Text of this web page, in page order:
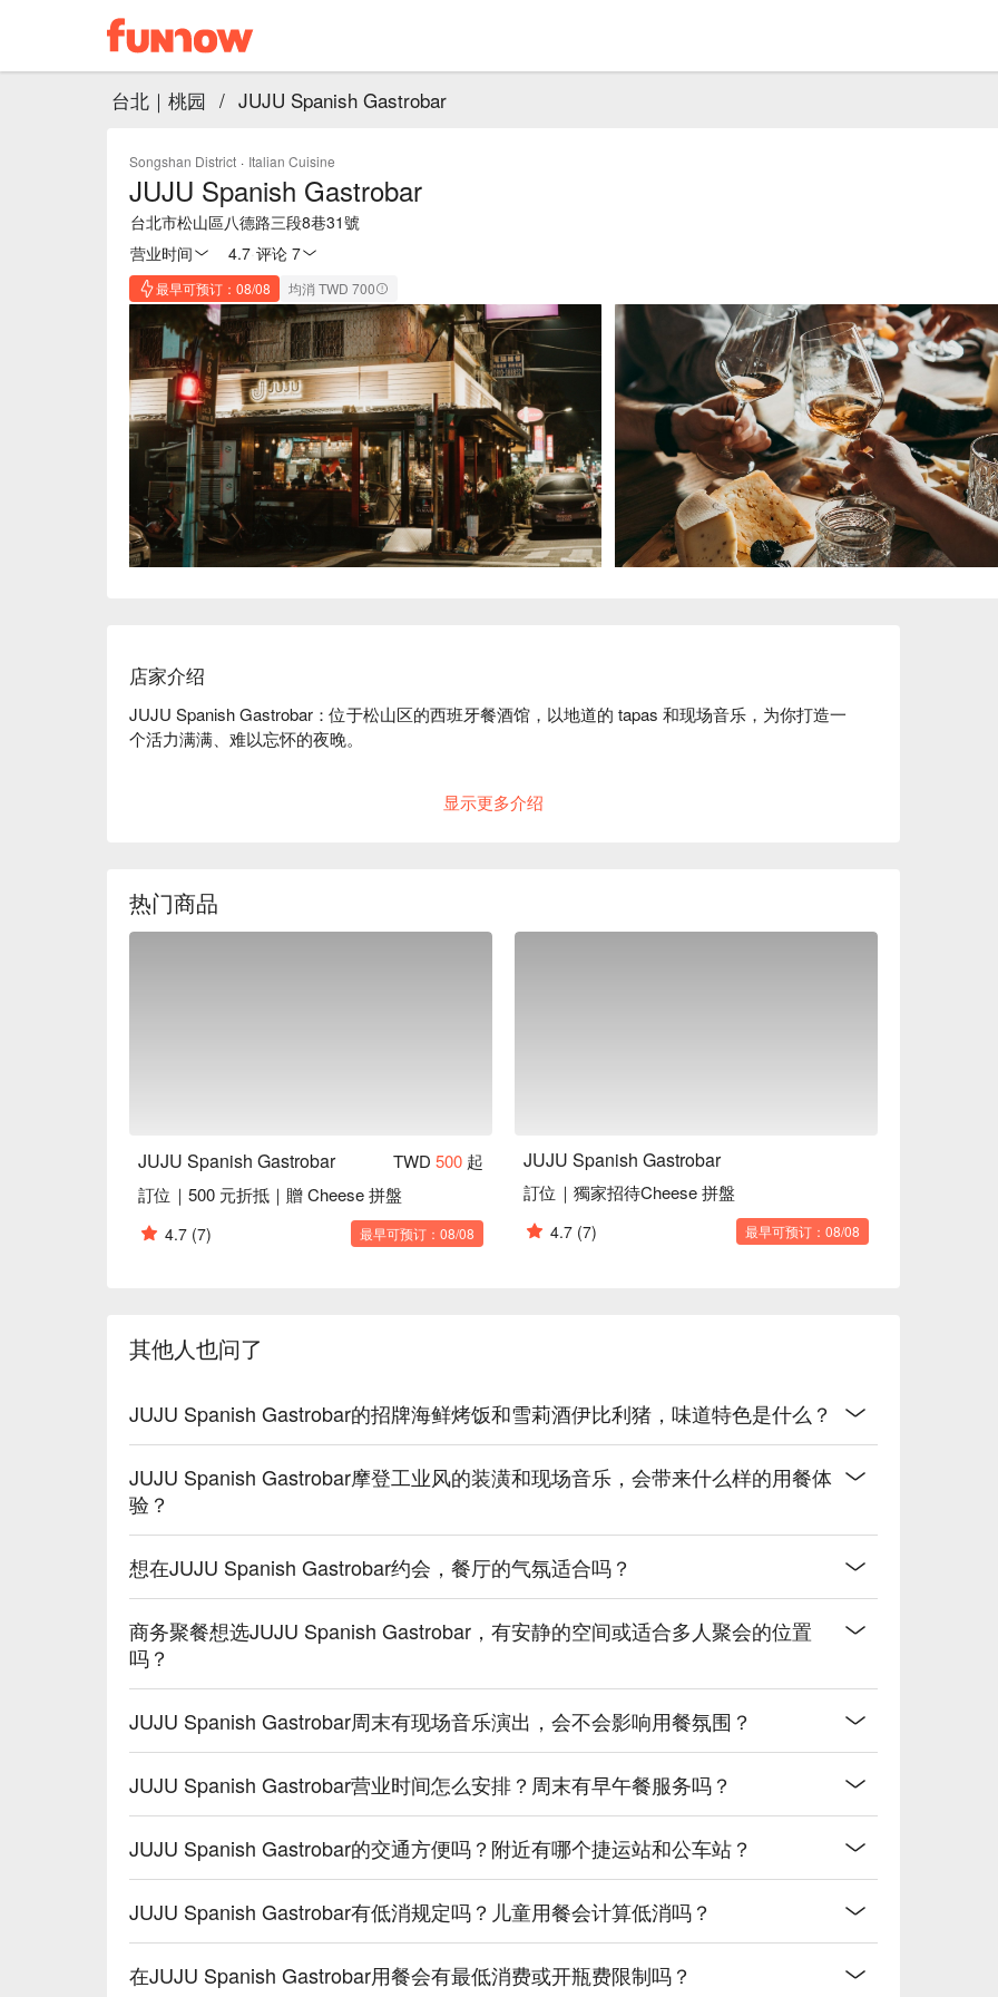
台北｜桃园 / JUJU Spanish Gastrobar
Songshan District · Italian Cuisine
JUJU Spanish Gastrobar
台北市松山區八德路三段8巷31號
营业时间
4.7 评论 7
最早可预订：08/08 均消 TWD 700
店家介绍
JUJU Spanish Gastrobar：位于松山区的西班牙餐酒馆，以地道的 tapas 和现场音乐，为你打造一
个活力满满、难以忘怀的夜晚。
西班牙式的热情好客，营造出既私密又充满活力的独特空间。周末晚上还有现场音乐表演，为美食
内行人都爱来这儿的理由？它不只是一家普通的 tapas 店，而是由西班牙主厨 Pablo Lorenzo 亲自
操刀的正宗餐酒馆。在这里，你可以品尝到忠于传统的西班牙高品质料理，再搭配上经典的
带酒水（开瓶费：葡萄酒 NT$500，烈酒 NT$1000）。
🍽️ 口碑必吃
Seafood Paella (西班牙海鲜饭)｜经典的西班牙国民美食，铺满了新鲜的海味。
Iberico Sherry Pork (雪莉酒伊比利猪)｜一道风味浓郁的 savory 料理，主角是顶级的西班牙伊比利
Grilled Octopus (炙烤章鱼)｜烟熏风味十足，口感Q弹，是正宗的西班牙海岸风味。
Sangria｜经典的西班牙水果酒，清爽解腻。
Spanish Beers (西班牙啤酒)｜精选多款来自西班牙的地道啤酒。
Cocktails (鸡尾酒)｜用一杯创意特调，开启你的餐酒馆之夜。
💡 FunNow 懂吃笔记：本推荐由 AI 汇整网络热门口碑。（贴心提醒：若包含酒精饮品，请理性饮
显示更多介绍
热门商品
JUJU Spanish Gastrobar TWD 500 起
訂位｜500 元折抵｜贈 Cheese 拼盤
4.7 (7) 最早可预订：08/08
JUJU Spanish Gastrobar
訂位｜獨家招待Cheese 拼盤
4.7 (7) 最早可预订：08/08
其他人也问了
JUJU Spanish Gastrobar的招牌海鲜烤饭和雪莉酒伊比利猪，味道特色是什么？
JUJU Spanish Gastrobar摩登工业风的装潢和现场音乐，会带来什么样的用餐体
验？
想在JUJU Spanish Gastrobar约会，餐厅的气氛适合吗？
商务聚餐想选JUJU Spanish Gastrobar，有安静的空间或适合多人聚会的位置
吗？
JUJU Spanish Gastrobar周末有现场音乐演出，会不会影响用餐氛围？
JUJU Spanish Gastrobar营业时间怎么安排？周末有早午餐服务吗？
JUJU Spanish Gastrobar的交通方便吗？附近有哪个捷运站和公车站？
JUJU Spanish Gastrobar有低消规定吗？儿童用餐会计算低消吗？
在JUJU Spanish Gastrobar用餐会有最低消费或开瓶费限制吗？